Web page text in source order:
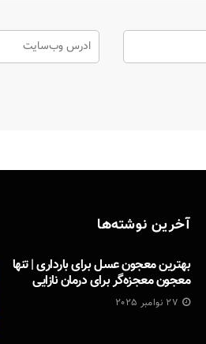
آخرین نوشته‌ها
بهترین معجون عسل برای بارداری | تنها
معجون معجزه‌گر برای درمان نازایی
27 نوامبر 2025